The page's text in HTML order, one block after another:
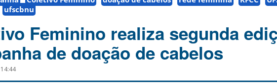
ufscbnu
Feminino realiza segunda
de doação de cabelos